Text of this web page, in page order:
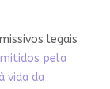
legais
pela
vida da